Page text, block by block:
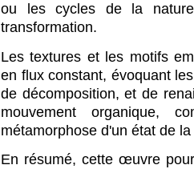
ou les cycles de la
transformation.
Les textures et les motifs
en flux constant, évoquant
de décomposition, et de
mouvement organique,
métamorphose d'un état de
En résumé, cette œuvre